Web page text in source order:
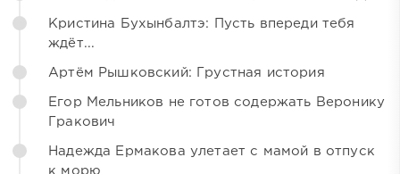
Кристина Бухынбалтэ: Пусть впереди тебя
ждёт...
Артём Рышковский: Грустная история
Егор Мельников не готов содержать Веронику
Гракович
Надежда Ермакова улетает с мамой в отпуск
к морю